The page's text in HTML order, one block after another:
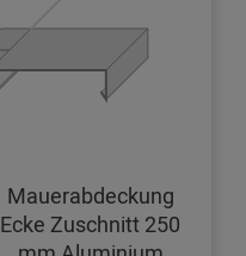
Mauerabdeckung
Ecke Zuschnitt 250